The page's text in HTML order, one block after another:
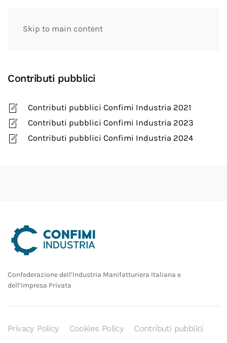
Skip to main content
Contributi pubblici
Contributi pubblici Confimi Industria 2021
Contributi pubblici Confimi Industria 2023
Contributi pubblici Confimi Industria 2024
Confederazione dell’Industria Manifatturiera Italiana e
dell’Impresa Privata
Privacy Policy Cookies Policy Contributi pubblici